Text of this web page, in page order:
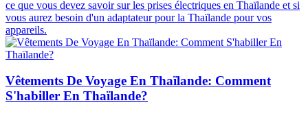
ce que vous devez savoir sur les prises électriques en Thaïlande et si
vous aurez besoin d'un adaptateur pour la Thaïlande pour vos
appareils.
Vêtements De Voyage En Thaïlande: Comment
S'habiller En Thaïlande?